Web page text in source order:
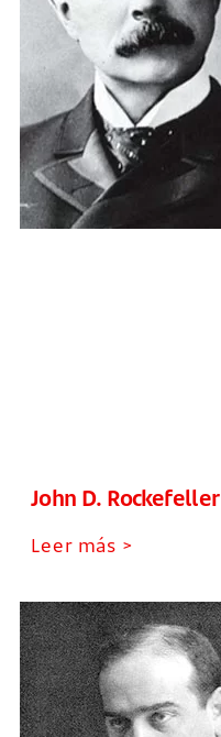
John D. Rockefeller
Leer más >